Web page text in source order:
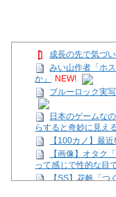
成長の先で気づ
みい山作者「ホ
か」
NEW!
ブルーロック実
日本のゲームな
らすると奇妙に見え
【100カノ】最
【画像】オタク
って感じで性的な目
【SS】花帆「つ